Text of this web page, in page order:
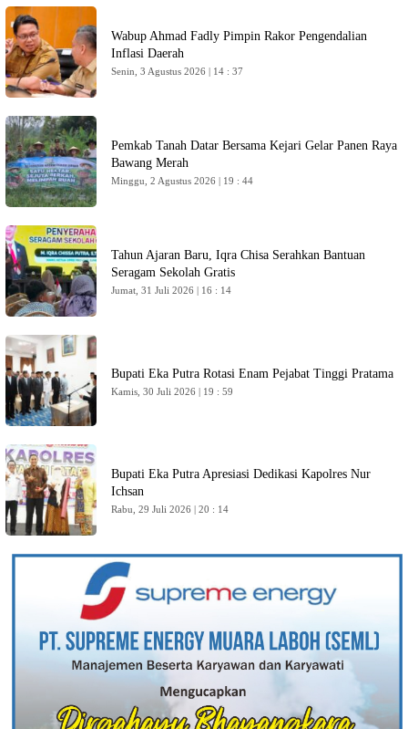
Wabup Ahmad Fadly Pimpin Rakor Pengendalian
Inflasi Daerah
Senin, 3 Agustus 2026 | 14 : 37
Pemkab Tanah Datar Bersama Kejari Gelar Panen Raya
Bawang Merah
Minggu, 2 Agustus 2026 | 19 : 44
Tahun Ajaran Baru, Iqra Chisa Serahkan Bantuan
Seragam Sekolah Gratis
Jumat, 31 Juli 2026 | 16 : 14
Bupati Eka Putra Rotasi Enam Pejabat Tinggi Pratama
Kamis, 30 Juli 2026 | 19 : 59
Bupati Eka Putra Apresiasi Dedikasi Kapolres Nur
Ichsan
Rabu, 29 Juli 2026 | 20 : 14